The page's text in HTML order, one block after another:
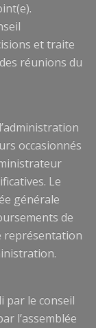
et traite
réunions du
occasionnés
Le
générale
de
représentation
par le conseil
l’assemblée